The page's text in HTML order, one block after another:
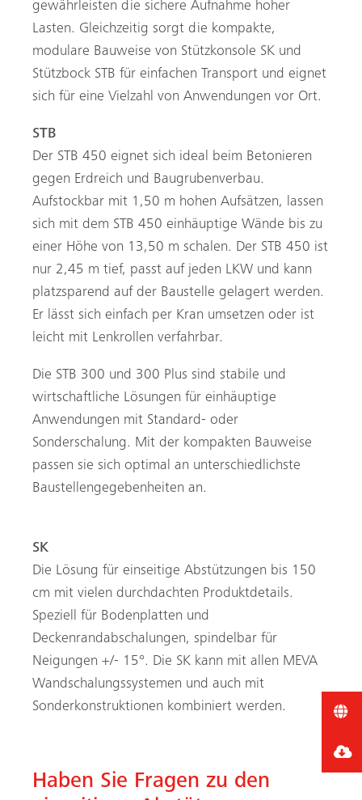
gewährleisten die sichere Aufnahme hoher
Lasten. Gleichzeitig sorgt die kompakte,
modulare Bauweise von Stützkonsole SK und
Stützbock STB für einfachen Transport und eignet
sich für eine Vielzahl von Anwendungen vor Ort.
STB
Der STB 450 eignet sich ideal beim Betonieren
gegen Erdreich und Baugrubenverbau.
Aufstockbar mit 1,50 m hohen Aufsätzen, lassen
sich mit dem STB 450 einhäuptige Wände bis zu
einer Höhe von 13,50 m schalen. Der STB 450 ist
nur 2,45 m tief, passt auf jeden LKW und kann
platzsparend auf der Baustelle gelagert werden.
Er lässt sich einfach per Kran umsetzen oder ist
leicht mit Lenkrollen verfahrbar.
Die STB 300 und 300 Plus sind stabile und
wirtschaftliche Lösungen für einhäuptige
Anwendungen mit Standard- oder
Sonderschalung. Mit der kompakten Bauweise
passen sie sich optimal an unterschiedlichste
Baustellengegebenheiten an.
SK
Die Lösung für einseitige Abstützungen bis ­­150
cm mit vielen durchdachten Produktdetails.
Speziell für Bodenplatten und
Deckenrandabschalungen, spindelbar für
Neigungen +/- 15°. Die SK kann mit allen MEVA
Wandschalungssystemen und auch mit
Sonderkonstruktionen kombiniert werden.
Haben Sie Fragen zu den